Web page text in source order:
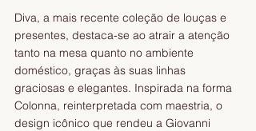
Diva, a mais recente coleção de louças e
presentes, destaca-se ao atrair a atenção
tanto na mesa quanto no ambiente
doméstico, graças às suas linhas
graciosas e elegantes. Inspirada na forma
Colonna, reinterpretada com maestria, o
design icônico que rendeu a Giovanni